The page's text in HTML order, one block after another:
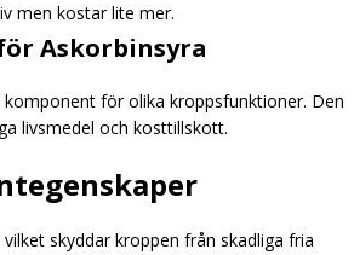
men kostar lite mer.
Askorbinsyra
för olika kroppsfunktioner. Den
livsmedel och kosttillskott.
skyddar kroppen från skadliga fria